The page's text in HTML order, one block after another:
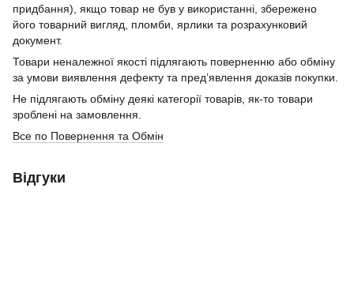
придбання), якщо товар не був у використанні, збережено
його товарний вигляд, пломби, ярлики та розрахунковий
документ.
Товари неналежної якості підлягають поверненню або обміну
за умови виявлення дефекту та пред’явлення доказів покупки.
Не підлягають обміну деякі категорії товарів, як-то товари
зроблені на замовлення.
Все по Повернення та Обмін
Відгуки